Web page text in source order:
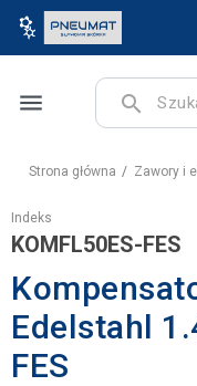
menu search
Strona główna Zawory i
Indeks
KOMFL50ES-FES
Edelstahl
FES